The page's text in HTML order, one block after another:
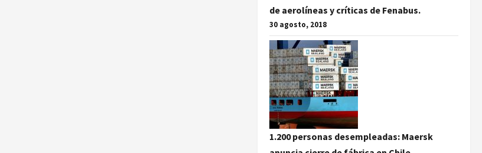
de aerolíneas y críticas de Fenabus.
30 agosto, 2018
1.200 personas desempleadas: Maersk